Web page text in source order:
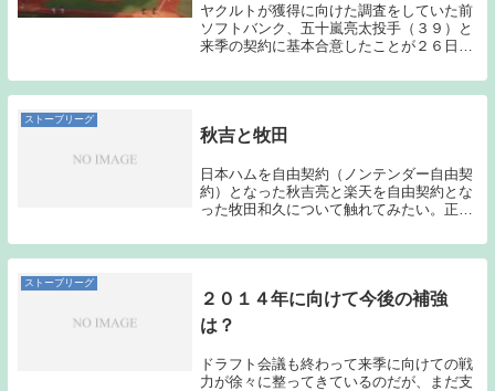
ヤクルトが獲得に向けた調査をしていた前
ソフトバンク、五十嵐亮太投手（３９）と
来季の契約に基本合意したことが２６日、
『お世話になります』という電話がありま
した。（狙いは）中継ぎの強化になりま
ストーブリーグ
秋吉と牧田
日本ハムを自由契約（ノンテンダー自由契
約）となった秋吉亮と楽天を自由契約とな
った牧田和久について触れてみたい。正直
が獲得に動くのではないか？と予想してい
たのだが、秋吉、牧田ともにNPB球団から
ストーブリーグ
２０１４年に向けて今後の補強
は？
ドラフト会議も終わって来季に向けての戦
力が徐々に整ってきているのだが、まだ支